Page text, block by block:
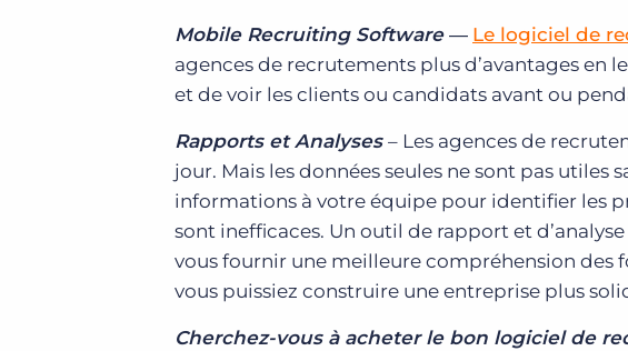
Mobile Recruiting Software ― Le logiciel de
agences de recrutements plus d’avantages en
et de voir les clients ou candidats avant ou
Rapports et Analyses – Les agences de
jour. Mais les données seules ne sont pas
informations à votre équipe pour identifier les
sont inefficaces. Un outil de rapport et
vous fournir une meilleure compréhension des
vous puissiez construire une entreprise plus
Cherchez-vous à acheter le bon logiciel de